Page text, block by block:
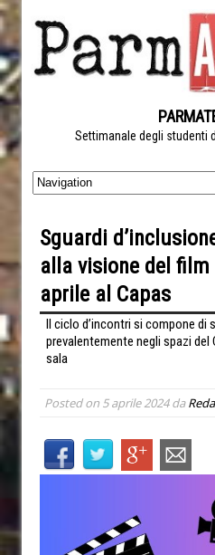
Settimanale degli studenti
Sguardi
alla visione del film
aprile al Capas
Il ciclo d’incontri si compone di
prevalentemente negli spazi
sala
Posted on 5 aprile 2024da